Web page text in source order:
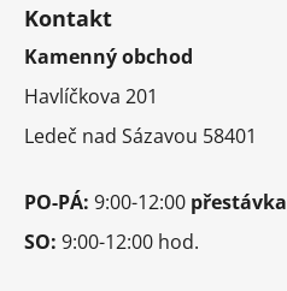
Kontakt
Kamenný obchod
Havlíčkova 201
Ledeč nad Sázavou 58401
PO-PÁ: 9:00-12:00 přestávka
SO: 9:00-12:00 hod.